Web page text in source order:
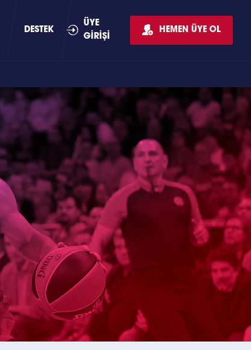
DESTEK
ÜYE
GİRİŞİ
HEMEN ÜYE OL